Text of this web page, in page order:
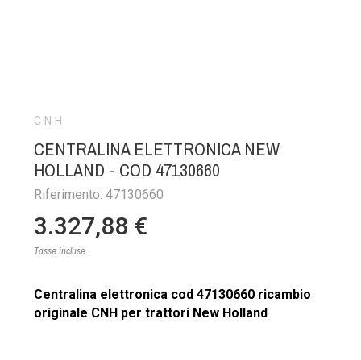
CNH
CENTRALINA ELETTRONICA NEW
HOLLAND - COD 47130660
Riferimento: 47130660
3.327,88 €
Tasse incluse
Centralina elettronica cod 47130660 ricambio
originale CNH per trattori New Holland